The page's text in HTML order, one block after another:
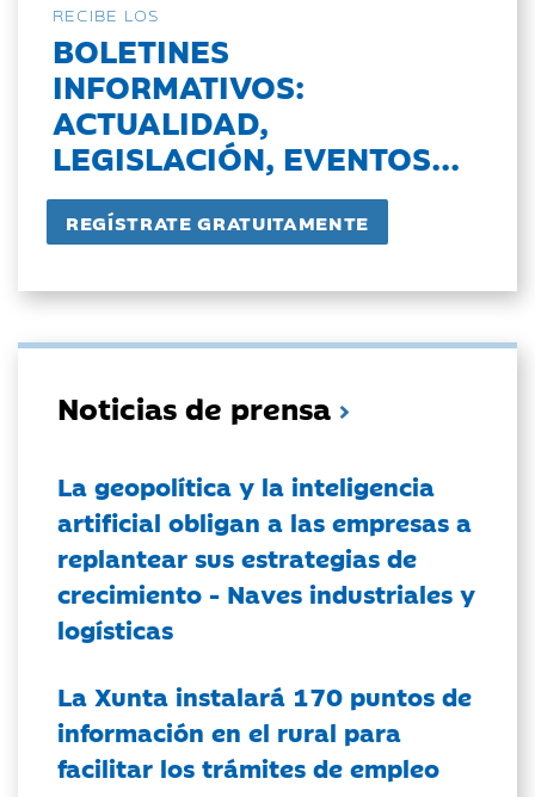
RECIBE LOS
BOLETINES
INFORMATIVOS:
ACTUALIDAD,
LEGISLACIÓN, EVENTOS...
Noticias de prensa
La geopolítica y la inteligencia
artificial obligan a las empresas a
replantear sus estrategias de
crecimiento - Naves industriales y
logísticas
La Xunta instalará 170 puntos de
información en el rural para
facilitar los trámites de empleo